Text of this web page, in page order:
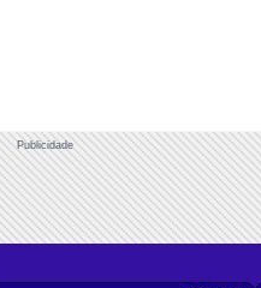
Publicidade